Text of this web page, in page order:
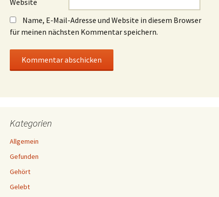
Website
Name, E-Mail-Adresse und Website in diesem Browser
für meinen nächsten Kommentar speichern.
Kategorien
Allgemein
Gefunden
Gehört
Gelebt